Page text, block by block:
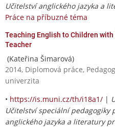
Učitelství anglického jazyka a
Práce na příbuzné téma
Teaching English to Children with
Teacher
(Kateřina Šimarová)
2014, Diplomová práce,
univerzita
• https://is.muni.cz/th/i18a1/ |
Učitelství speciální pedagogiky
anglického jazyka a literatury